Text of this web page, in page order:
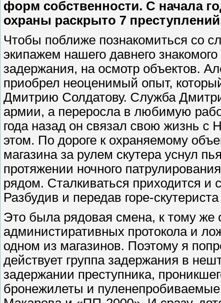
форм собственности. С начала
охраны раскрыто 7
Чтобы поближе познакомиться со
экипажем нашего давнего
задержания, на осмотр объектов.
приобрел неоценимый опыт,
Дмитрию Солдатову. Служба
армии, а переросла в любимую
года назад он связал свою жизнь
этом. По дороге к охраняемому
магазина за рулем скутера уснул
протяжении ночного
рядом. Сталкиваться приходится
Разбудив и передав горе-
Это была рядовая смена, к тому же
администиративных протокола и
одном из магазинов. Поэтому я
действует группа задержания в
задержании преступника,
бронежилеты и